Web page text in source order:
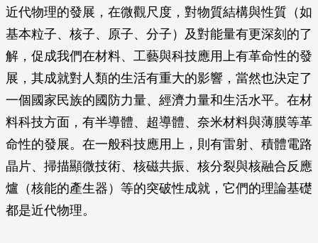
近代物理的發展，在微觀尺度，對物質結構與性質（如
基本粒子、核子、原子、分子）及對能量有更深刻的了
解，促成我們在材料、工藝與科技應用上有革命性的發
展，其成就對人類的生活有重大的影響，當然也決定了
一個國家民族的國防力量、經濟力量和生活水平。在材
料科技方面，有半導體、超導體、奈米材料與薄膜等革
命性的發展。在一般科技應用上，則有雷射、積體電路
晶片、掃描顯微技術、核磁共振、核分裂與核融合反應
爐（核能的產生器）等的突破性成就，它們的理論基礎
都是近代物理。